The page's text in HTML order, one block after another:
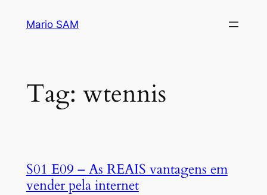
Mario SAM
Tag: wtennis
S01 E09 – As REAIS vantagens em
vender pela internet